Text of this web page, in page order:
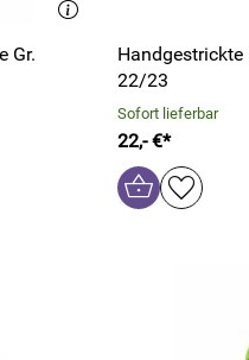
Gr.
Handgestrickte
22/23
Sofort lieferbar
22,- €*